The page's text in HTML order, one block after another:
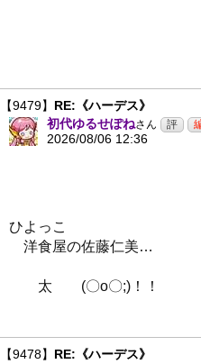
【9479】 RE:《ハーデス》
初代ゆるせぽねさん
2026/08/06 12:36
ひよっこ
洋食屋の佐藤仁美…
太 (〇o〇;)！！
【9478】 RE:《ハーデス》